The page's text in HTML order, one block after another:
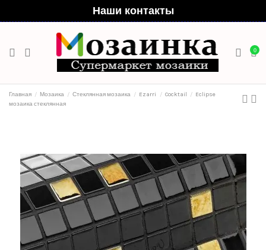
Наши контакты
0
Главная Мозаика Стеклянная мозаика Ezarri Cocktail
Eclipse
мозаика стеклянная